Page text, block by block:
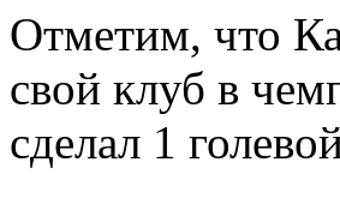
Отметим, что
свой клуб в
сделал 1